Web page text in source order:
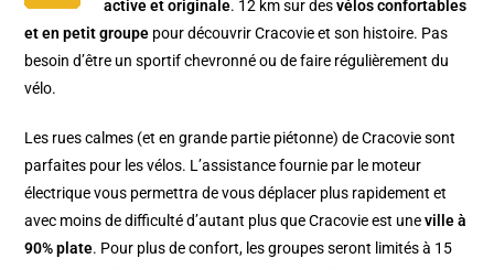
active et originale. 12 km sur desvélos confortables
et en petit groupe pour découvrir Cracovie et son histoire. Pas
besoin d’être un sportif chevronné ou de faire régulièrement du
vélo.
Les rues calmes (et en grande partie piétonne) de Cracovie sont
parfaites pour les vélos. L’assistance fournie par le moteur
électrique vous permettra de vous déplacer plus rapidement et
avec moins de difficulté d’autant plus que Cracovie est uneville à
90% plate. Pour plus de confort, les groupes seront limités à 15